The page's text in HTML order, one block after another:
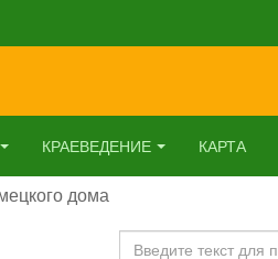
КРАЕВЕДЕНИЕ КАРТА
дома
Искать...